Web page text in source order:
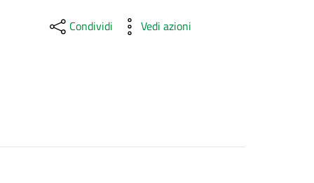
Condividi Vedi azioni